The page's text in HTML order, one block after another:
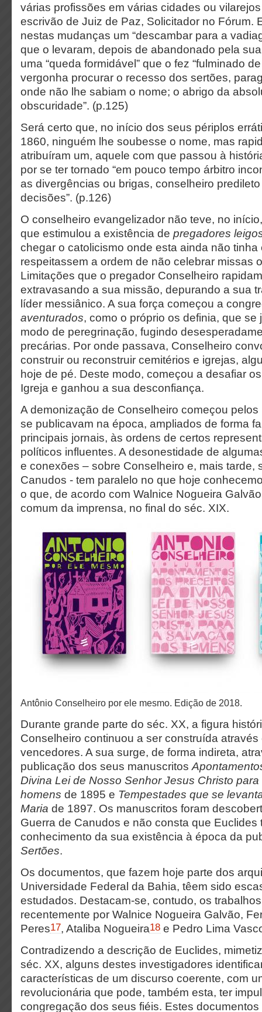
várias profissões em várias cidades ou
escrivão de Juiz de Paz, Solicitador no Fórum.
nestas mudanças um “descambar para a
que o levaram, depois de abandonado pela
uma “queda formidável” que o fez “fulminado de
vergonha procurar o recesso dos sertões,
onde não lhe sabiam o nome; o abrigo da
obscuridade”. (p.125)
Será certo que, no início dos seus périplos
1860, ninguém lhe soubesse o nome, mas
atribuíram um, aquele com que passou à
por se ter tornado “em pouco tempo árbitro
as divergências ou brigas, conselheiro
decisões”. (p.126)
O conselheiro evangelizador não teve, no
que estimulou a existência de pregadores
chegar o catolicismo onde esta ainda não
respeitassem a ordem de não celebrar missas
Limitações que o pregador Conselheiro
extravasando a sua missão, depurando a sua
líder messiânico. A sua força começou a
aventurados, como o próprio os definia, que se
modo de peregrinação, fugindo
precárias. Por onde passava, Conselheiro
construir ou reconstruir cemitérios e igrejas,
hoje de pé. Deste modo, começou a desafiar
Igreja e ganhou a sua desconfiança.
A demonização de Conselheiro começou
se publicavam na época, ampliados de forma
principais jornais, às ordens de certos
políticos influentes. A desonestidade de
e conexões – sobre Conselheiro e, mais tarde,
Canudos - tem paralelo no que hoje
o que, de acordo com Walnice Nogueira
comum da imprensa, no final do séc. XIX.
Antônio Conselheiro por ele mesmo. Edição de 2018.
Durante grande parte do séc. XX, a figura
Conselheiro continuou a ser construída
vencedores. A sua surge, de forma indireta,
publicação dos seus manuscritos
Divina Lei de Nosso Senhor Jesus Christo
homens de 1895 e Tempestades que se
Maria de 1897. Os manuscritos foram
Guerra de Canudos e não consta que Euclides
conhecimento da sua existência à época da
Sertões.
Os documentos, que fazem hoje parte dos
Universidade Federal da Bahia, têem sido
estudados. Destacam-se, contudo, os
recentemente por Walnice Nogueira Galvão,
Peres17, Ataliba Nogueira18 e Pedro Lima
Contradizendo a descrição de Euclides,
séc. XX, alguns destes investigadores
características de um discurso coerente, com
revolucionária que pode, também esta, ter
congregação dos seus fiéis. Estes